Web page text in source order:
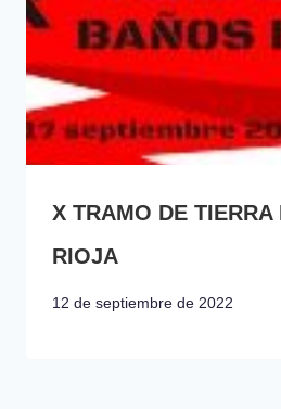
X TRAMO DE TIERRA
RIOJA
12 de septiembre de 2022